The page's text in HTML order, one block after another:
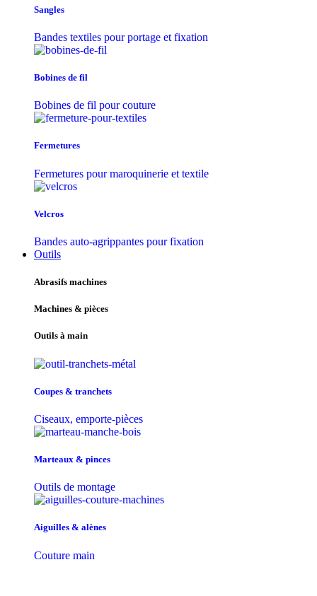
Sangles
Bandes textiles pour portage et fixation
Bobines de fil
Bobines de fil pour couture
Fermetures
Fermetures pour maroquinerie et textile
Velcros
Bandes auto-agrippantes pour fixation
Outils
Abrasifs machines
Machines & pièces
Outils à main
Coupes & tranchets
Ciseaux, emporte-pièces
Marteaux & pinces
Outils de montage
Aiguilles & alènes
Couture main